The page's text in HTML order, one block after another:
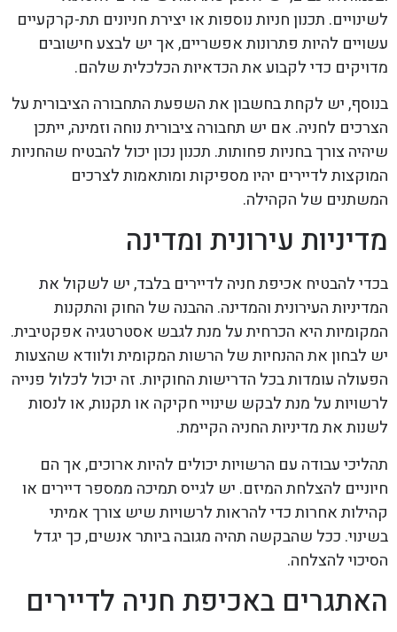
לשינויים. תכנון חניות נוספות או יצירת חניונים תת-קרקעיים
עשויים להיות פתרונות אפשריים, אך יש לבצע חישובים
מדויקים כדי לקבוע את הכדאיות הכלכלית שלהם.
בנוסף, יש לקחת בחשבון את השפעת התחבורה הציבורית על
הצרכים לחניה. אם יש תחבורה ציבורית נוחה וזמינה, ייתכן
שיהיה צורך בחניות פחותות. תכנון נכון יכול להבטיח שהחניות
המוקצות לדיירים יהיו מספיקות ומותאמות לצרכים
המשתנים של הקהילה.
מדיניות עירונית ומדינה
בכדי להבטיח אכיפת חניה לדיירים בלבד, יש לשקול את
המדיניות העירונית והמדינה. ההבנה של החוק והתקנות
המקומיות היא הכרחית על מנת לגבש אסטרטגיה אפקטיבית.
יש לבחון את ההנחיות של הרשות המקומית ולוודא שהצעות
הפעולה עומדות בכל הדרישות החוקיות. זה יכול לכלול פנייה
לרשויות על מנת לבקש שינויי חקיקה או תקנות, או לנסות
לשנות את מדיניות החניה הקיימת.
תהליכי עבודה עם הרשויות יכולים להיות ארוכים, אך הם
חיוניים להצלחת המיזם. יש לגייס תמיכה ממספר דיירים או
קהילות אחרות כדי להראות לרשויות שיש צורך אמיתי
בשינוי. ככל שהבקשה תהיה מגובה ביותר אנשים, כך יגדל
הסיכוי להצלחה.
האתגרים באכיפת חניה לדיירים